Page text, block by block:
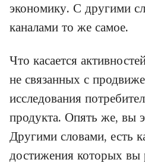
экономику. С другими
каналами то же самое.
Что касается
не связанных с
исследования
продукта. Опять же, вы
Другими словами, есть
достижения которых вы